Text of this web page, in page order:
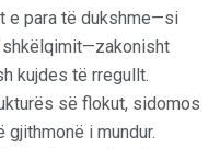
e para të dukshme—si
kujdes të rregullt.
së flokut, sidomos
i mundur.